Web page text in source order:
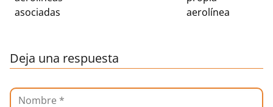
asociadas
aerolínea
Deja una respuesta